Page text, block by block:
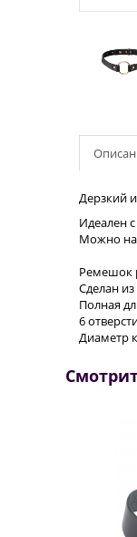
Дерзкий
Идеален
Можно
Ремешок
Сделан
Полная
6
Диаметр